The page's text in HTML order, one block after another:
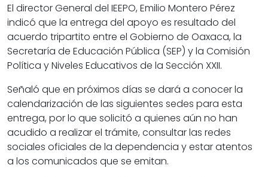
El director General del IEEPO, Emilio Montero Pérez
indicó que la entrega del apoyo es resultado del
acuerdo tripartito entre el Gobierno de Oaxaca, la
Secretaría de Educación Pública (SEP) y la Comisión
Política y Niveles Educativos de la Sección XXII.
Señaló que en próximos días se dará a conocer la
calendarización de las siguientes sedes para esta
entrega, por lo que solicitó a quienes aún no han
acudido a realizar el trámite, consultar las redes
sociales oficiales de la dependencia y estar atentos
a los comunicados que se emitan.